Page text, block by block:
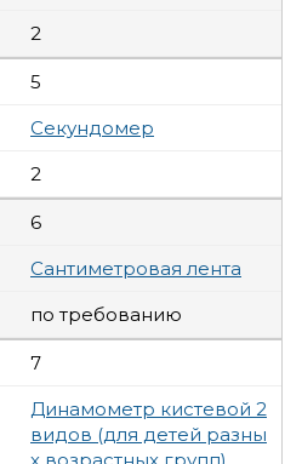
2
5
Секундомер
2
6
Сантиметровая лента
по требованию
7
Динамометр кистевой 2
видов (для детей разны
х возрастных групп)